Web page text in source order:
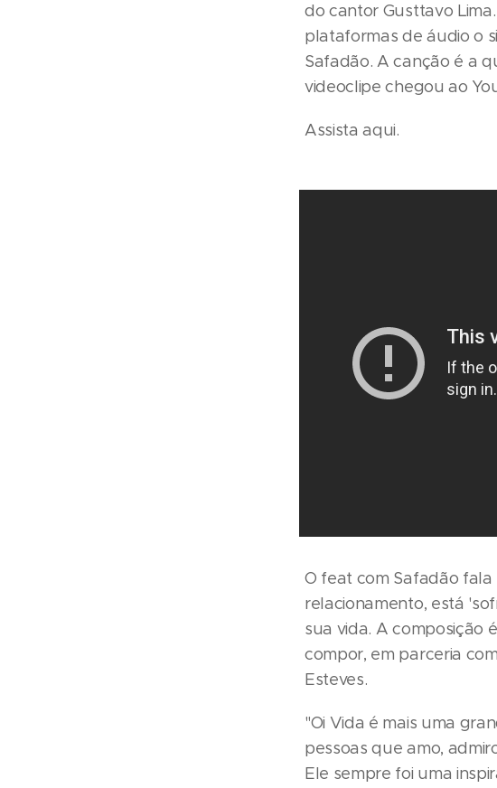
do cantor Gusttavo
plataformas de áudio o
Safadão. A canção é a
videoclipe chegou ao
Assista aqui.
O feat com Safadão
relacionamento, está
sua vida. A composição
compor, em parceria
Esteves.
"Oi Vida é mais uma
pessoas que amo,
Ele sempre foi uma